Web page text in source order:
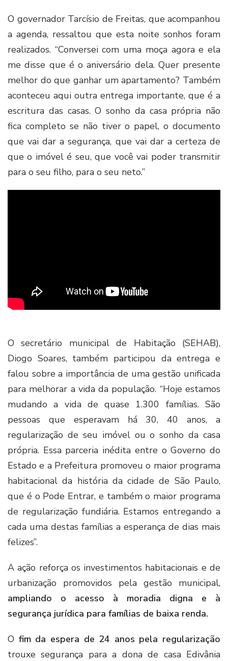
O governador Tarcísio de Freitas, que acompanhou
a agenda, ressaltou que esta noite sonhos foram
realizados. “Conversei com uma moça agora e ela
me disse que é o aniversário dela. Quer presente
melhor do que ganhar um apartamento? Também
aconteceu aqui outra entrega importante, que é a
escritura das casas. O sonho da casa própria não
fica completo se não tiver o papel, o documento
que vai dar a segurança, que vai dar a certeza de
que o imóvel é seu, que você vai poder transmitir
para o seu filho, para o seu neto.”
O secretário municipal de Habitação (SEHAB),
Diogo Soares, também participou da entrega e
falou sobre a importância de uma gestão unificada
para melhorar a vida da população. “Hoje estamos
mudando a vida de quase 1.300 famílias. São
pessoas que esperavam há 30, 40 anos, a
regularização de seu imóvel ou o sonho da casa
própria. Essa parceria inédita entre o Governo do
Estado e a Prefeitura promoveu o maior programa
habitacional da história da cidade de São Paulo,
que é o Pode Entrar, e também o maior programa
de regularização fundiária. Estamos entregando a
cada uma destas famílias a esperança de dias mais
felizes”.
A ação reforça os investimentos habitacionais e de
urbanização promovidos pela gestão municipal,
ampliando o acesso à moradia digna e à
segurança jurídica para famílias de baixa renda.
O fim da espera de 24 anos pela regularização
trouxe segurança para a dona de casa Edivânia